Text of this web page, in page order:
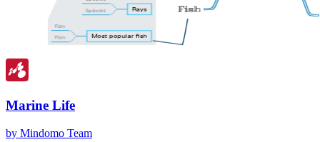
Marine Life
by Mindomo Team